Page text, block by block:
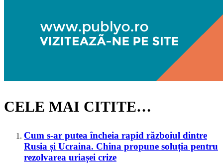
CELE MAI CITITE…
Cum s-ar putea încheia rapid războiul dintre
Rusia și Ucraina. China propune soluția pentru
rezolvarea uriașei crize